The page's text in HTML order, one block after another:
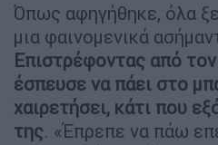
Όπως αφηγήθηκε, όλα
μια φαινομενικά
Επιστρέφοντας από
έσπευσε να πάει στο
χαιρετήσει, κάτι που
της. «Έπρεπε να πάω